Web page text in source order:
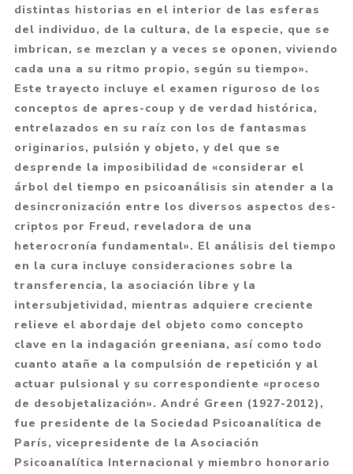
distintas historias en el interior de las esferas
del individuo, de la cultura, de la especie, que se
imbrican, se mezclan y a veces se oponen, viviendo
cada una a su ritmo propio, según su tiempo».
Este trayecto incluye el examen riguroso de los
conceptos de apres-coup y de verdad histórica,
entrelazados en su raíz con los de fantasmas
originarios, pulsión y objeto, y del que se
desprende la imposibilidad de «considerar el
árbol del tiempo en psicoanálisis sin atender a la
desincronización entre los diversos aspectos des-
criptos por Freud, reveladora de una
heterocronía fundamental». El análisis del tiempo
en la cura incluye consideraciones sobre la
transferencia, la asociación libre y la
intersubjetividad, mientras adquiere creciente
relieve el abordaje del objeto como concepto
clave en la indagación greeniana, así como todo
cuanto atañe a la compulsión de repetición y al
actuar pulsional y su correspondiente «proceso
de desobjetalización». André Green (1927-2012),
fue presidente de la Sociedad Psicoanalítica de
París, vicepresidente de la Asociación
Psicoanalítica Internacional y miembro honorario